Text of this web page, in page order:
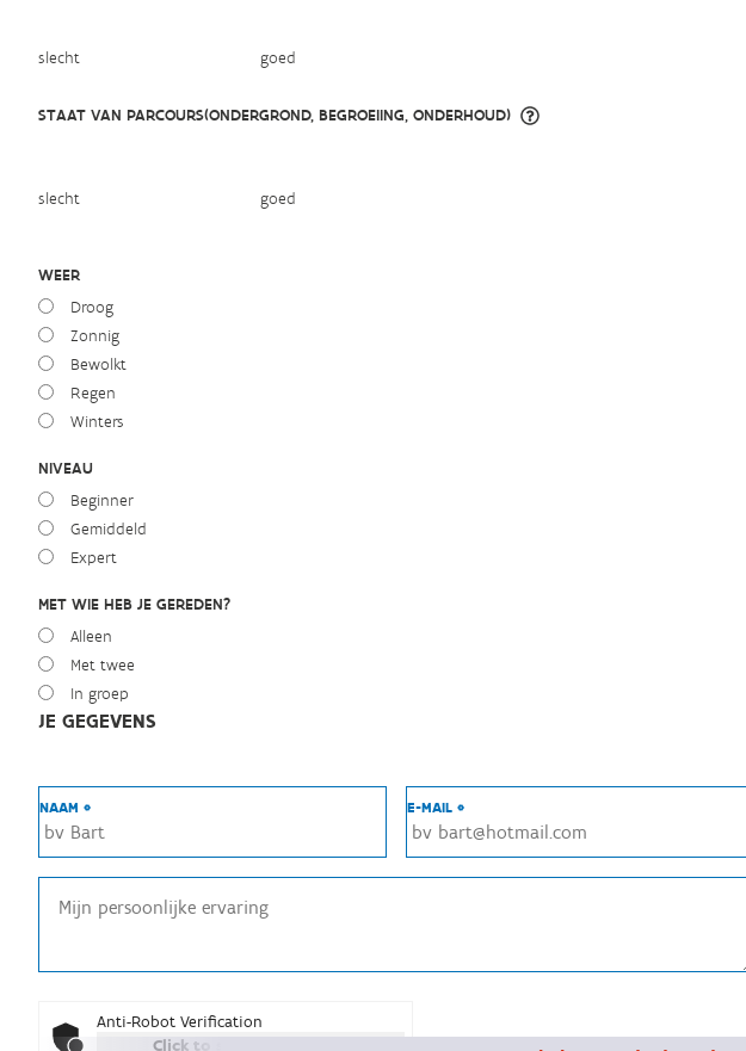
slecht goed
STAAT VAN PARCOURS(ONDERGROND, BEGROEIING, ONDERHOUD)
slecht goed
WEER
Droog
Zonnig
Bewolkt
Regen
Winters
NIVEAU
Beginner
Gemiddeld
Expert
MET WIE HEB JE GEREDEN?
Alleen
Met twee
In groep
JE GEGEVENS
NAAM * E-MAIL *
Anti-Robot Verification
Click to start verification